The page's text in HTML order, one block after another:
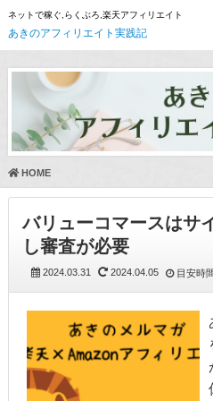
ネットで稼ぐ,らくぶろ,楽天アフィリエイト
あきのアフィリエイト実践記
HOME
バリューコマースはサ
し審査が必要
2024.03.31 2024.04.05 目安時